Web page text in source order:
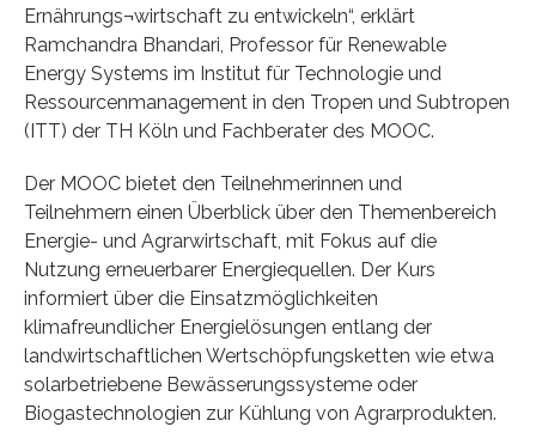
Ernährungs¬wirtschaft zu entwickeln“, erklärt
Ramchandra Bhandari, Professor für Renewable
Energy Systems im Institut für Technologie und
Ressourcenmanagement in den Tropen und Subtropen
(ITT) der TH Köln und Fachberater des MOOC.
Der MOOC bietet den Teilnehmerinnen und
Teilnehmern einen Überblick über den Themenbereich
Energie- und Agrarwirtschaft, mit Fokus auf die
Nutzung erneuerbarer Energiequellen. Der Kurs
informiert über die Einsatzmöglichkeiten
klimafreundlicher Energielösungen entlang der
landwirtschaftlichen Wertschöpfungsketten wie etwa
solarbetriebene Bewässerungssysteme oder
Biogastechnologien zur Kühlung von Agrarprodukten.